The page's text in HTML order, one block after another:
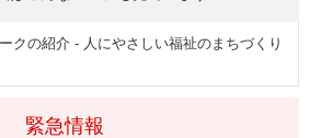
緊急情報
クの紹介 - 人にやさしい福祉のまちづくり